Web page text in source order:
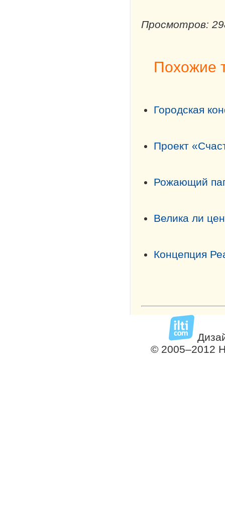
Просмотров:
Похожие
Городская
Проект
Рожающий
Велика ли
Концепция
© 2005–2012